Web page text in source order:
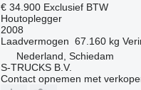
€ 34.900 Exclusief BTW
Houtoplegger
2008
Laadvermogen 67.160 kg
Nederland, Schiedam
S-TRUCKS B.V.
Contact opnemen met